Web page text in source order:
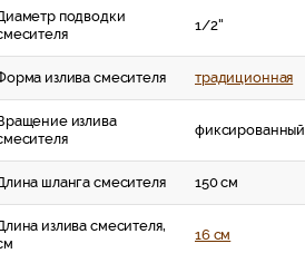
подводки
1/2''
излива смесителя традиционная
излива
фиксированный
шланга смесителя 150 см
излива смесителя,
16 см